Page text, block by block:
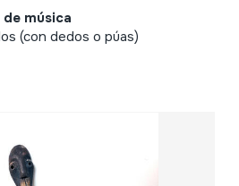
música
(con dedos o púas)